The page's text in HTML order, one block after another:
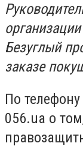
Безуглый
заказе
По
056.ua о